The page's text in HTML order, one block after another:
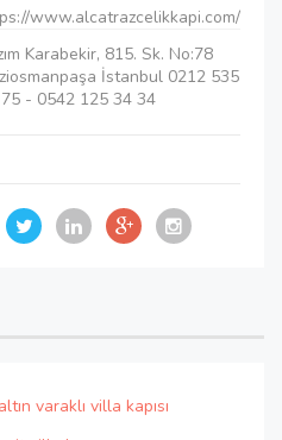
www.alcatrazcelikkapi.com/
Karabekir, 815. Sk. No:78
İstanbul 0212 535
- 0542 125 34 34
altın varaklı villa kapısı